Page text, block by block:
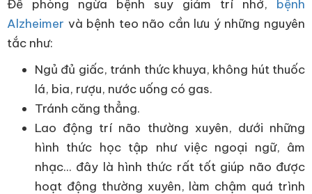
Để phòng ngừa bệnh suy giảm trí nhớ, bệnh
Alzheimer và bệnh teo não cần lưu ý những nguyên
tắc như:
Ngủ đủ giấc, tránh thức khuya, không hút thuốc
lá, bia, rượu, nước uống có gas.
Tránh căng thẳng.
Lao động trí não thường xuyên, dưới những
hình thức học tập như việc ngoại ngữ, âm
nhạc... đây là hình thức rất tốt giúp não được
hoạt động thường xuyên, làm chậm quá trình